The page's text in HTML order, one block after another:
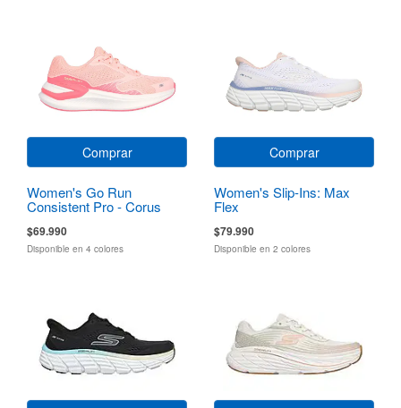
Comprar
Women's Go Run
Consistent Pro - Corus
$69.990
Disponible en 4 colores
Comprar
Women's Slip-Ins: Max
Flex
$79.990
Disponible en 2 colores